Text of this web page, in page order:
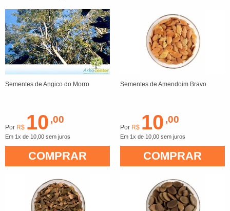
Sementes de Angico do Morro
Por R$ 10 ,00
Em 1x de 10,00 sem juros
COMPRAR
Sementes de Amendoim Bravo
Por R$ 10 ,00
Em 1x de 10,00 sem juros
COMPRAR